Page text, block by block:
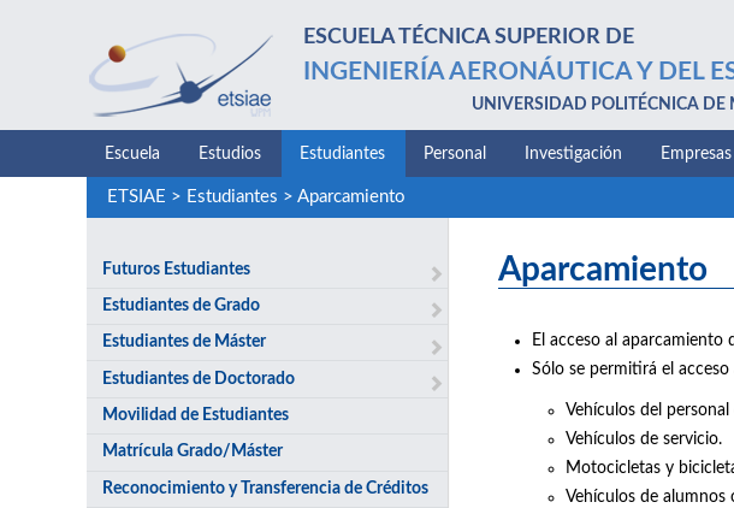
ESCUELA TÉCNICA SUPERIOR DE
INGENIERÍA AERONÁUTICA Y DEL
UNIVERSIDAD POLITÉCNICA DE
Escuela Estudios Estudiantes Personal Investigación Empresas
ETSIAE > Estudiantes > Aparcamiento
Futuros Estudiantes
Estudiantes de Grado
Estudiantes de Máster
Estudiantes de Doctorado
Movilidad de Estudiantes
Matrícula Grado/Máster
Reconocimiento y Transferencia de Créditos
Aparcamiento
El acceso al aparcamiento
Sólo se permitirá el acceso
Vehículos del personal
Vehículos de servicio.
Motocicletas y
Vehículos de alumnos